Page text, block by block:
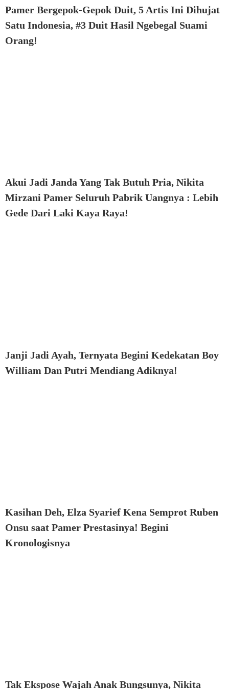
Pamer Bergepok-Gepok Duit, 5 Artis Ini Dihujat
Satu Indonesia, #3 Duit Hasil Ngebegal Suami
Orang!
Akui Jadi Janda Yang Tak Butuh Pria, Nikita
Mirzani Pamer Seluruh Pabrik Uangnya : Lebih
Gede Dari Laki Kaya Raya!
Janji Jadi Ayah, Ternyata Begini Kedekatan Boy
William Dan Putri Mendiang Adiknya!
Kasihan Deh, Elza Syarief Kena Semprot Ruben
Onsu saat Pamer Prestasinya! Begini
Kronologisnya
Tak Ekspose Wajah Anak Bungsunya, Nikita